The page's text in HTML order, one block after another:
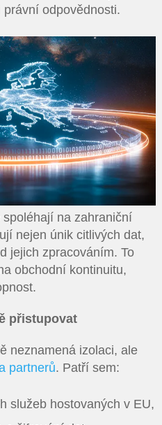
odpovědnosti.
na zahraniční
nejen únik citlivých dat,
jejich zpracováním. To
obchodní kontinuitu,
přistupovat
neznamená izolaci, ale
partnerů. Patří sem:
služeb hostovaných v EU,